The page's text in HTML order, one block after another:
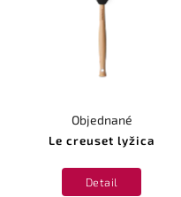
Le creuset lyžica
Objednané
Detail